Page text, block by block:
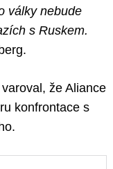
války nebude
s Ruskem.
že Aliance
konfrontace s